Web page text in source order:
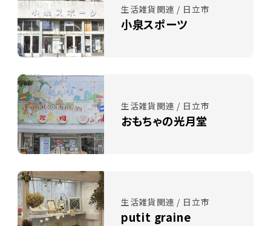
生活雑貨関連 / 日立市
小泉スポーツ
生活雑貨関連 / 日立市
おもちゃの光月堂
生活雑貨関連 / 日立市
putit graine